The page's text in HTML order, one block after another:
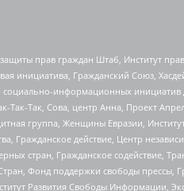
прав граждан Штаб, Институт
инициатива, Гражданский Союз,
информационных
Так, Сова, центр Анна, Проект
группа, Женщины Евразии,
Гражданское действие, Центр
стран, Гражданское содействие,
Фонд поддержки свободы прессы,
Развития Свободы Информации,